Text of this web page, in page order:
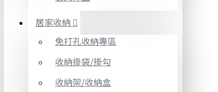
居家收納
免打孔收納專區
收納掛袋/掛勾
收納架/收納盒